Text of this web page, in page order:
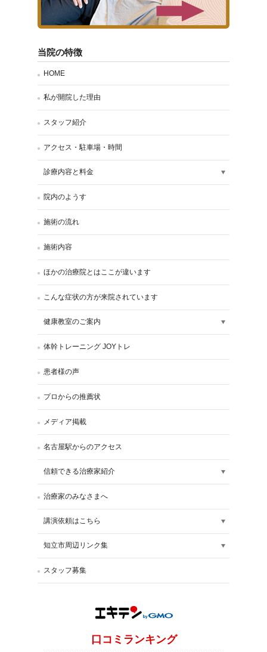
当院の特徴
HOME
私が開院した理由
スタッフ紹介
アクセス・駐車場・時間
診療内容と料金
院内のようす
施術の流れ
施術内容
ほかの治療院とはここが違います
こんな症状の方が来院されています
健康教室のご案内
体幹トレーニング JOYトレ
患者様の声
プロからの推薦状
メディア掲載
名古屋駅からのアクセス
信頼できる治療家紹介
治療家のみなさまへ
講演依頼はこちら
知立市周辺リンク集
スタッフ募集